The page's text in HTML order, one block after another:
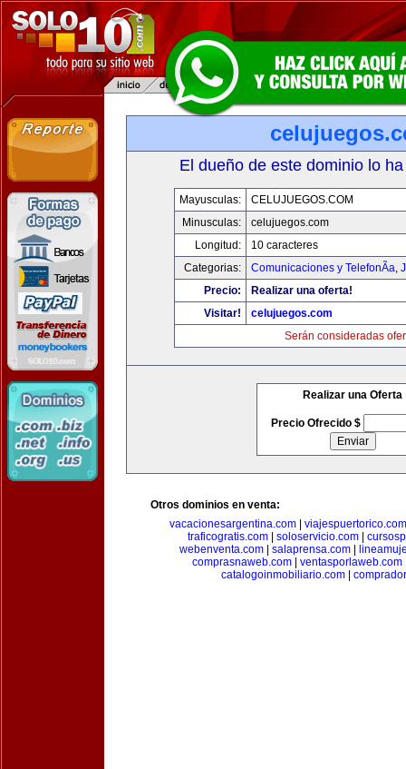
El dueño de este dominio lo
Mayusculas:
CELUJUEGOS.COM
Minusculas:
celujuegos.com
Longitud:
10 caracteres
Categorias:
Comunicaciones y TelefonÃ­a,
Precio:
Realizar una oferta!
Visitar!
celujuegos.com
Serán consideradas
Realizar una Oferta
Precio Ofrecido $
Otros dominios en venta:
vacacionesargentina.com
viajespuertorico.com
traficogratis.com| soloservicio.com|
webenventa.com
salaprensa.com
comprasnaweb.com
ventasporlaweb.com
catalogoinmobiliario.com|